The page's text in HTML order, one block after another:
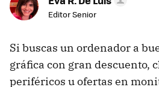
Editor Senior
Si buscas un ordenador a
gráfica con gran descuento,
periféricos u ofertas en